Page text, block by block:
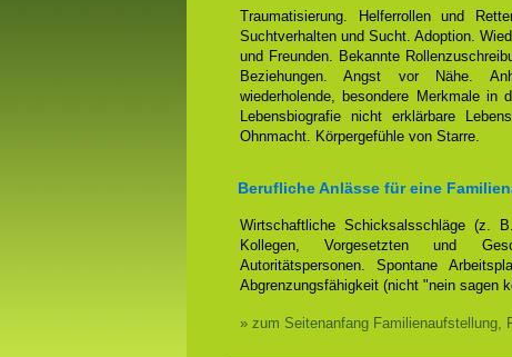
Traumatisierung. Helferrollen und
Suchtverhalten und Sucht. Adoption.
und Freunden. Bekannte
Beziehungen. Angst vor Nähe.
wiederholende, besondere Merkmale
Lebensbiografie nicht erklärbare
Ohnmacht. Körpergefühle von Starre.
Berufliche Anlässe für eine
Wirtschaftliche Schicksalsschläge (z.
Kollegen, Vorgesetzten und
Autoritätspersonen. Spontane
Abgrenzungsfähigkeit (nicht "nein sagen
» zum Seitenanfang Familienaufstellung,